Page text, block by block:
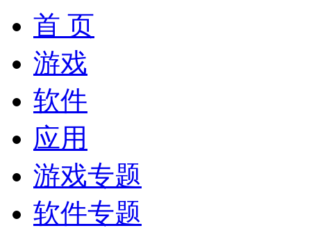
首 页
游戏
软件
应用
游戏专题
软件专题